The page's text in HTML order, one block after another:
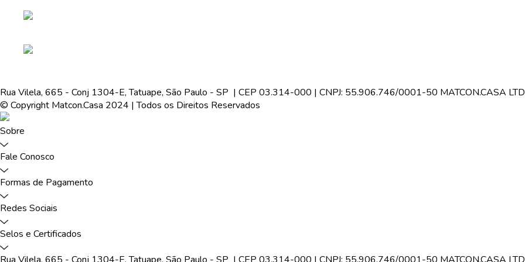
Rua Vilela, 665 - Conj 1304-E, Tatuape, São Paulo - SP | CEP 03.314-000 | CNPJ: 55.906.746/0001-50 MATCON.CASA
© Copyright Matcon.Casa 2024 | Todos os Direitos Reservados
Sobre
Fale Conosco
Formas de Pagamento
Redes Sociais
Selos e Certificados